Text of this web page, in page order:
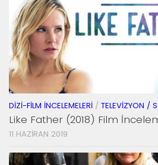
DIZI-FILM İNCELEMELERI / TELEVIZYON /
Like Father (2018) Film
11 HAZIRAN 2019